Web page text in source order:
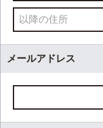
メールアドレス